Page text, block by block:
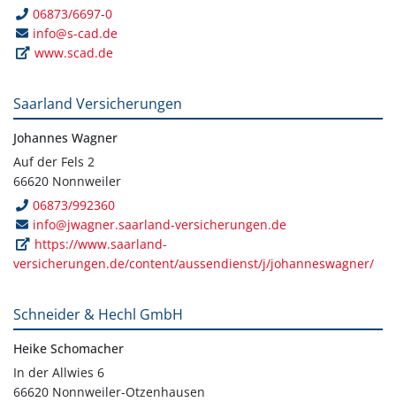
06873/6697-0
info@s-cad.de
www.scad.de
Saarland Versicherungen
Johannes Wagner
Auf der Fels 2
66620 Nonnweiler
06873/992360
info@jwagner.saarland-versicherungen.de
https://www.saarland-
versicherungen.de/content/aussendienst/j/johanneswagner/
Schneider & Hechl GmbH
Heike Schomacher
In der Allwies 6
66620 Nonnweiler-Otzenhausen